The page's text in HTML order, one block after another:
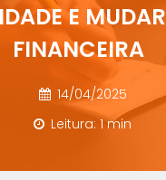
E
FINANCEIRA
14/04/2025
Leitura: 1 min